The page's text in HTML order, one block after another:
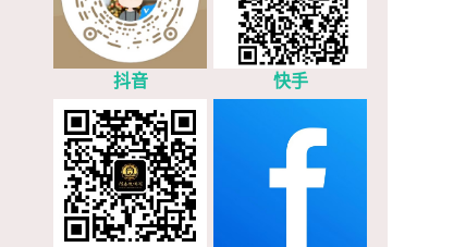
抖音 快手